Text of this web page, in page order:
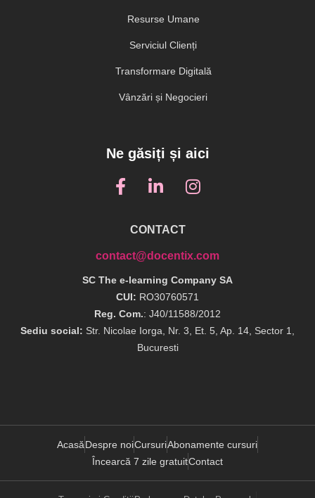
Resurse Umane
Serviciul Clienți
Transformare Digitală
Vânzări și Negocieri
Ne găsiți și aici
CONTACT
contact@docentix.com
SC The e-learning Company SA
CUI: RO30760571
Reg. Com.: J40/11588/2012
Sediu social: Str. Nicolae Iorga, Nr. 3, Et. 5, Ap. 14, Sector 1,
Bucuresti
AcasăDespre noiCursuriAbonamente cursuri
Încearcă 7 zile gratuitContact